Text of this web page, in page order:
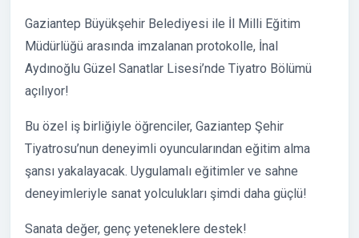
Gaziantep Büyükşehir Belediyesi ile İl Milli Eğitim
Müdürlüğü arasında imzalanan protokolle, İnal
Aydınoğlu Güzel Sanatlar Lisesi’nde Tiyatro Bölümü
açılıyor!
Bu özel iş birliğiyle öğrenciler, Gaziantep Şehir
Tiyatrosu’nun deneyimli oyuncularından eğitim alma
şansı yakalayacak. Uygulamalı eğitimler ve sahne
deneyimleriyle sanat yolculukları şimdi daha güçlü!
Sanata değer, genç yeteneklere destek!